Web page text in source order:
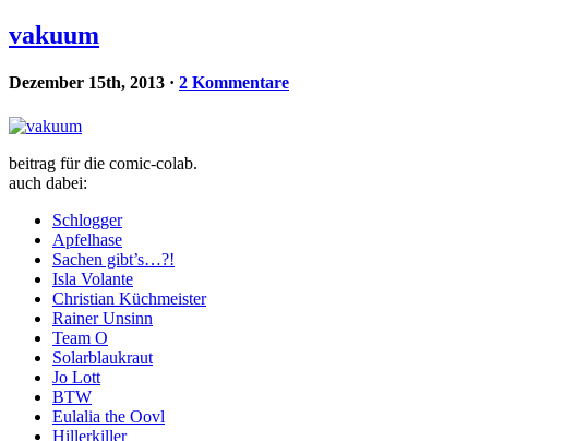
vakuum
Dezember 15th, 2013 · 2 Kommentare
beitrag für die comic-colab.
auch dabei:
Schlogger
Apfelhase
Sachen gibt’s…?!
Isla Volante
Christian Küchmeister
Rainer Unsinn
Team O
Solarblaukraut
Jo Lott
BTW
Eulalia the Oovl
Hillerkiller